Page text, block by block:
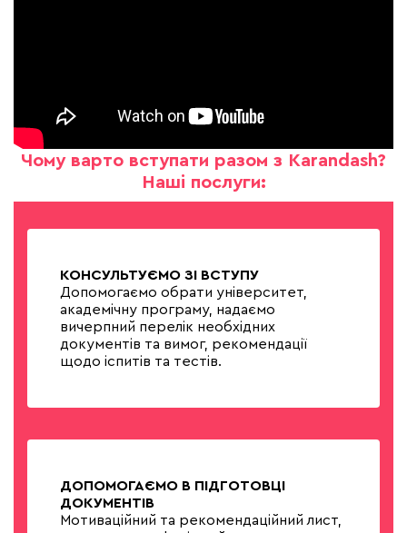
Чому варто вступати разом з Karandash?
Наші послуги:
КОНСУЛЬТУЄМО ЗІ ВСТУПУ
Допомогаємо обрати університет,
академічну програму, надаємо
вичерпний перелік необхідних
документів та вимог, рекомендації
щодо іспитів та тестів.
ДОПОМОГАЄМО В ПІДГОТОВЦІ
ДОКУМЕНТІВ
Мотиваційний та рекомендаційний лист,